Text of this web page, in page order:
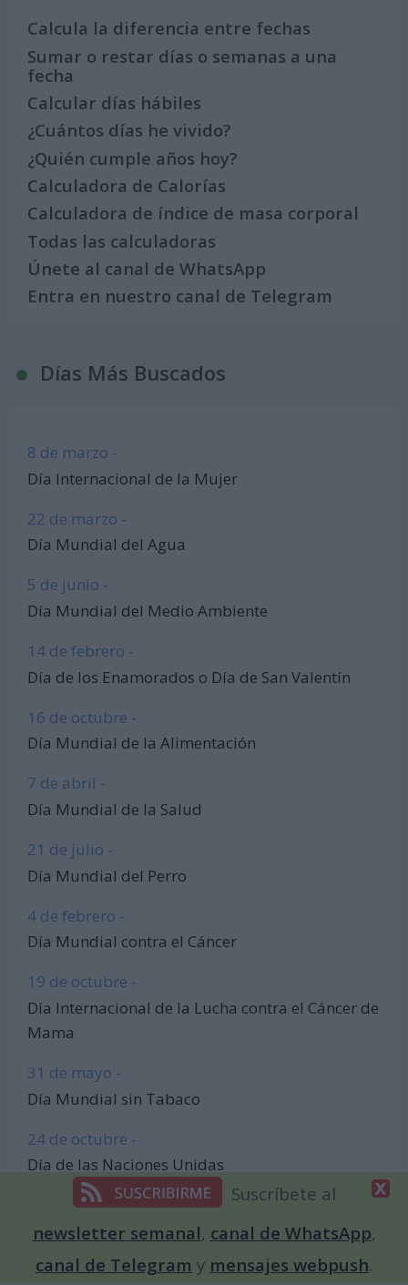
Calcula la diferencia entre fechas
Sumar o restar días o semanas a una
fecha
Calcular días hábiles
¿Cuántos días he vivido?
¿Quién cumple años hoy?
Calculadora de Calorías
Calculadora de índice de masa corporal
Todas las calculadoras
Únete al canal de WhatsApp
Entra en nuestro canal de Telegram
Días Más Buscados
8 de marzo -
Día Internacional de la Mujer
22 de marzo -
Día Mundial del Agua
5 de junio -
Día Mundial del Medio Ambiente
14 de febrero -
Día de los Enamorados o Día de San Valentín
16 de octubre -
Día Mundial de la Alimentación
7 de abril -
Día Mundial de la Salud
21 de julio -
Día Mundial del Perro
4 de febrero -
Día Mundial contra el Cáncer
19 de octubre -
Día Internacional de la Lucha contra el Cáncer de
Mama
31 de mayo -
Día Mundial sin Tabaco
24 de octubre -
Día de las Naciones Unidas
20 de marzo -
Día Internacional de la Felicidad
Suscríbete al
newsletter semanal, canal de WhatsApp,
canal de Telegram y mensajes webpush.